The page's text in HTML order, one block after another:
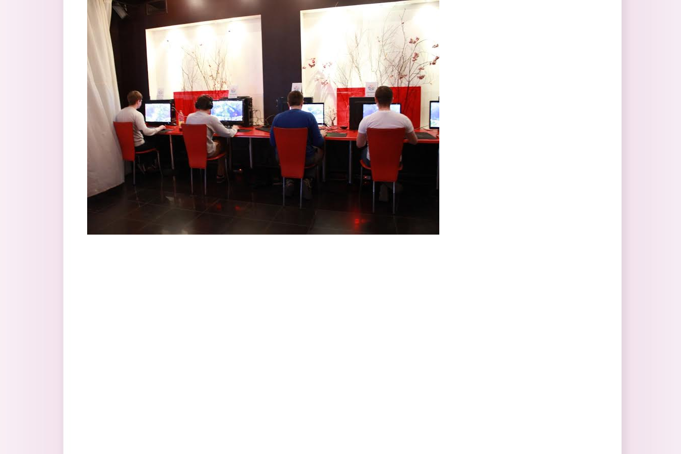
Перейти к основному содержанию